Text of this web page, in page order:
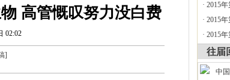
高管慨叹努力没白费
02:02
]
· 2015
· 2015
· 2015
往届